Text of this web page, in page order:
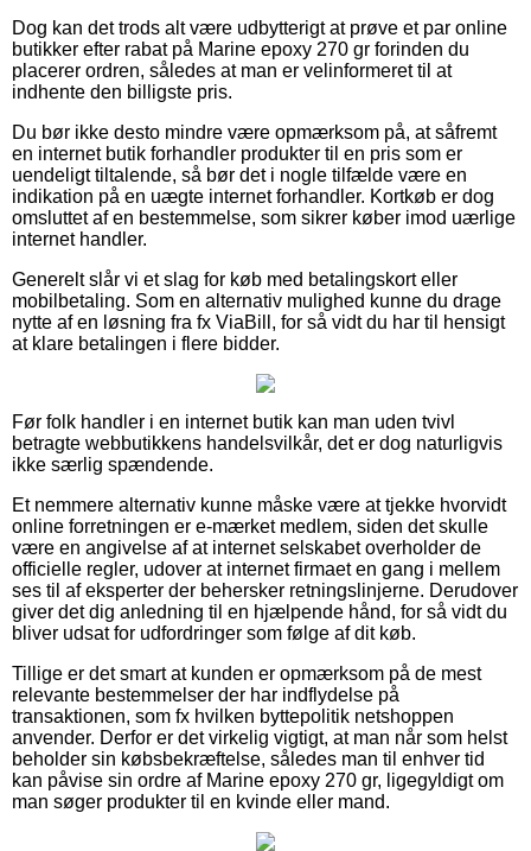
Dog kan det trods alt være udbytterigt at prøve et par online
butikker efter rabat på Marine epoxy 270 gr forinden du
placerer ordren, således at man er velinformeret til at
indhente den billigste pris.
Du bør ikke desto mindre være opmærksom på, at såfremt
en internet butik forhandler produkter til en pris som er
uendeligt tiltalende, så bør det i nogle tilfælde være en
indikation på en uægte internet forhandler. Kortkøb er dog
omsluttet af en bestemmelse, som sikrer køber imod uærlige
internet handler.
Generelt slår vi et slag for køb med betalingskort eller
mobilbetaling. Som en alternativ mulighed kunne du drage
nytte af en løsning fra fx ViaBill, for så vidt du har til hensigt
at klare betalingen i flere bidder.
Før folk handler i en internet butik kan man uden tvivl
betragte webbutikkens handelsvilkår, det er dog naturligvis
ikke særlig spændende.
Et nemmere alternativ kunne måske være at tjekke hvorvidt
online forretningen er e-mærket medlem, siden det skulle
være en angivelse af at internet selskabet overholder de
officielle regler, udover at internet firmaet en gang i mellem
ses til af eksperter der behersker retningslinjerne. Derudover
giver det dig anledning til en hjælpende hånd, for så vidt du
bliver udsat for udfordringer som følge af dit køb.
Tillige er det smart at kunden er opmærksom på de mest
relevante bestemmelser der har indflydelse på
transaktionen, som fx hvilken byttepolitik netshoppen
anvender. Derfor er det virkelig vigtigt, at man når som helst
beholder sin købsbekræftelse, således man til enhver tid
kan påvise sin ordre af Marine epoxy 270 gr, ligegyldigt om
man søger produkter til en kvinde eller mand.